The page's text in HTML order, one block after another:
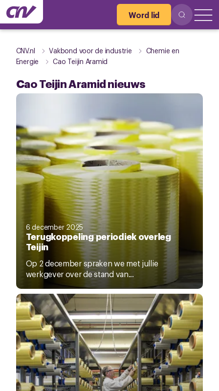
Word lid
CNV.nl Vakbond voor de industrie
Chemie en
Energie
Cao Teijin Aramid
Cao Teijin Aramid nieuws
6 december 2025
Terugkoppeling periodiek overleg
Teijin
Op 2 december spraken we met jullie
werkgever over de stand van...